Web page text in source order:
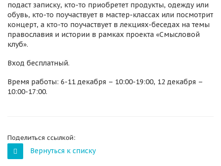
подаст записку, кто-то приобретет продукты, одежду или
обувь, кто-то поучаствует в мастер-классах или посмотрит
концерт, а кто-то поучаствует в лекциях-беседах на темы
православия и истории в рамках проекта «Смысловой
клуб».
Вход бесплатный.
Время работы: 6-11 декабря – 10:00-19:00, 12 декабря –
10:00-17:00.
Поделиться ссылкой:
Вернуться к списку